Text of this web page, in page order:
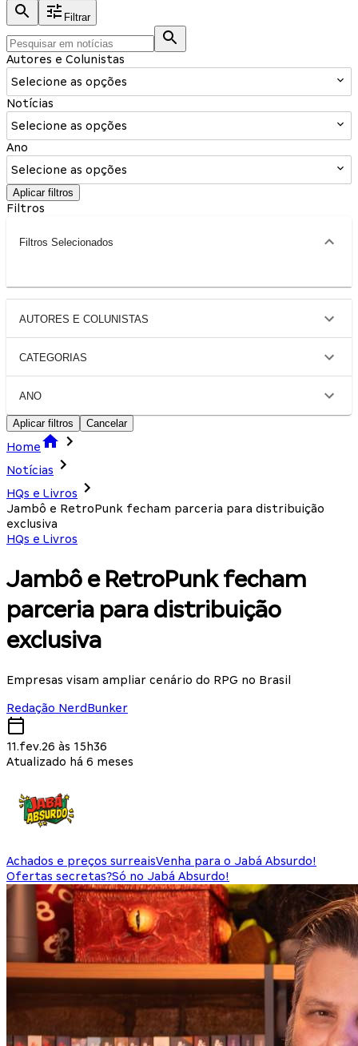
Filtrar
Autores e Colunistas
Selecione as opções
Notícias
Selecione as opções
Ano
Selecione as opções
Aplicar filtros
Filtros
Filtros Selecionados
AUTORES E COLUNISTAS
CATEGORIAS
ANO
Aplicar filtros Cancelar
Home
Notícias
HQs e Livros
Jambô e RetroPunk fecham parceria para distribuição
exclusiva
HQs e Livros
Jambô e RetroPunk fecham
parceria para distribuição
exclusiva
Empresas visam ampliar cenário do RPG no Brasil
Redação NerdBunker
11.fev.26 às 15h36
Atualizado há 6 meses
Achados e preços surreaisVenha para o Jabá Absurdo!
Ofertas secretas?Só no Jabá Absurdo!